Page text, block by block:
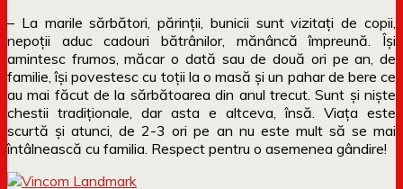
– La marile sărbători, părinții, bunicii sunt vizitați de copii,
nepoții aduc cadouri bătrânilor, mănâncă împreună. Își
amintesc frumos, măcar o dată sau de două ori pe an, de
familie, își povestesc cu toții la o masă și un pahar de bere ce
au mai făcut de la sărbătoarea din anul trecut. Sunt și niște
chestii tradiționale, dar asta e altceva, însă. Viața este
scurtă și atunci, de 2-3 ori pe an nu este mult să se mai
întâlnească cu familia. Respect pentru o asemenea gândire!